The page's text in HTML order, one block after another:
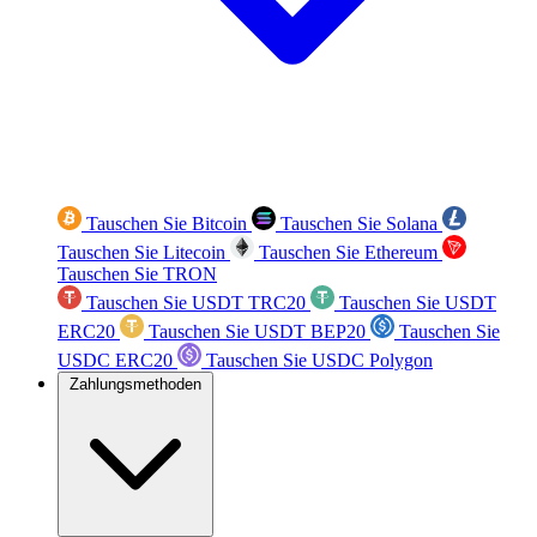
Tauschen Sie Bitcoin
Tauschen Sie Solana
Tauschen Sie Litecoin
Tauschen Sie Ethereum
Tauschen Sie TRON
Tauschen Sie USDT TRC20
Tauschen Sie USDT
ERC20
Tauschen Sie USDT BEP20
Tauschen Sie
USDC ERC20
Tauschen Sie USDC Polygon
Zahlungsmethoden